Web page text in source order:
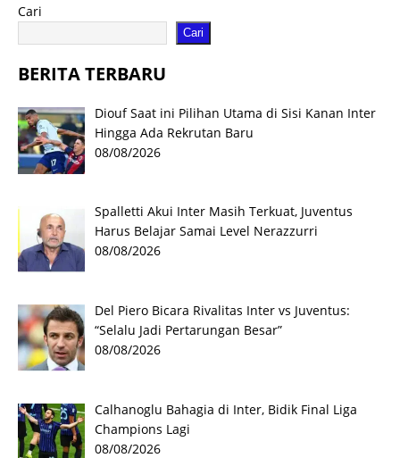
Cari
Cari
BERITA TERBARU
Diouf Saat ini Pilihan Utama di Sisi Kanan Inter
Hingga Ada Rekrutan Baru
08/08/2026
Spalletti Akui Inter Masih Terkuat, Juventus
Harus Belajar Samai Level Nerazzurri
08/08/2026
Del Piero Bicara Rivalitas Inter vs Juventus:
“Selalu Jadi Pertarungan Besar”
08/08/2026
Calhanoglu Bahagia di Inter, Bidik Final Liga
Champions Lagi
08/08/2026